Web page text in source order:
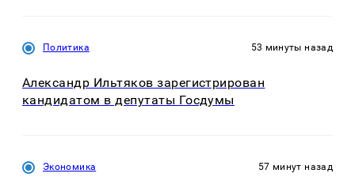
Политика 53 минуты назад
Александр Ильтяков зарегистрирован
кандидатом в депутаты Госдумы
Экономика 57 минут назад